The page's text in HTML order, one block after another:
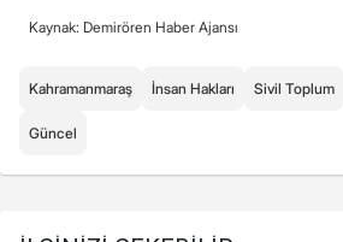
Kaynak: Demirören Haber Ajansı
Kahramanmaraş İnsan Hakları Sivil Toplum
Güncel